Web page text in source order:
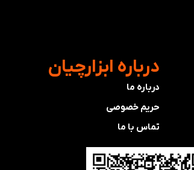
​درباره ابزارچیان
درباره ما
حریم خصوصی
تماس با ما